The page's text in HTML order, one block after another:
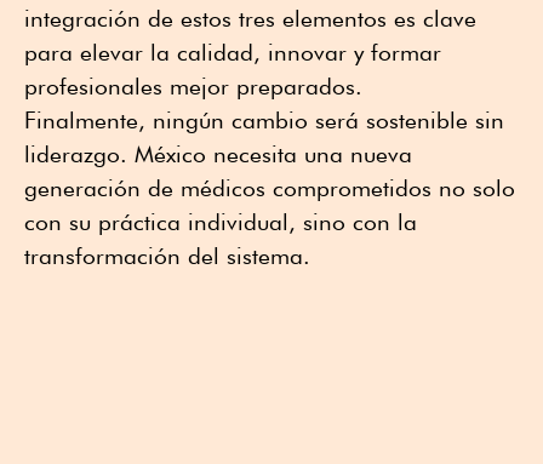
integración de estos tres elementos es clave
para elevar la calidad, innovar y formar
profesionales mejor preparados.
Finalmente, ningún cambio será sostenible sin
liderazgo. México necesita una nueva
generación de médicos comprometidos no solo
con su práctica individual, sino con la
transformación del sistema.